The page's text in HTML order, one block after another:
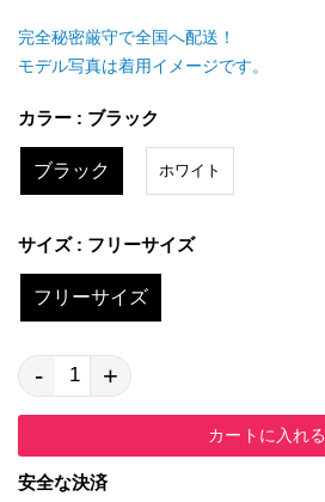
完全秘密厳守で全国へ配送！
モデル写真は着用イメージです。
カラー : ブラック
ブラック ホワイト
サイズ : フリーサイズ
フリーサイズ
- +
カートに入れる
安全な決済